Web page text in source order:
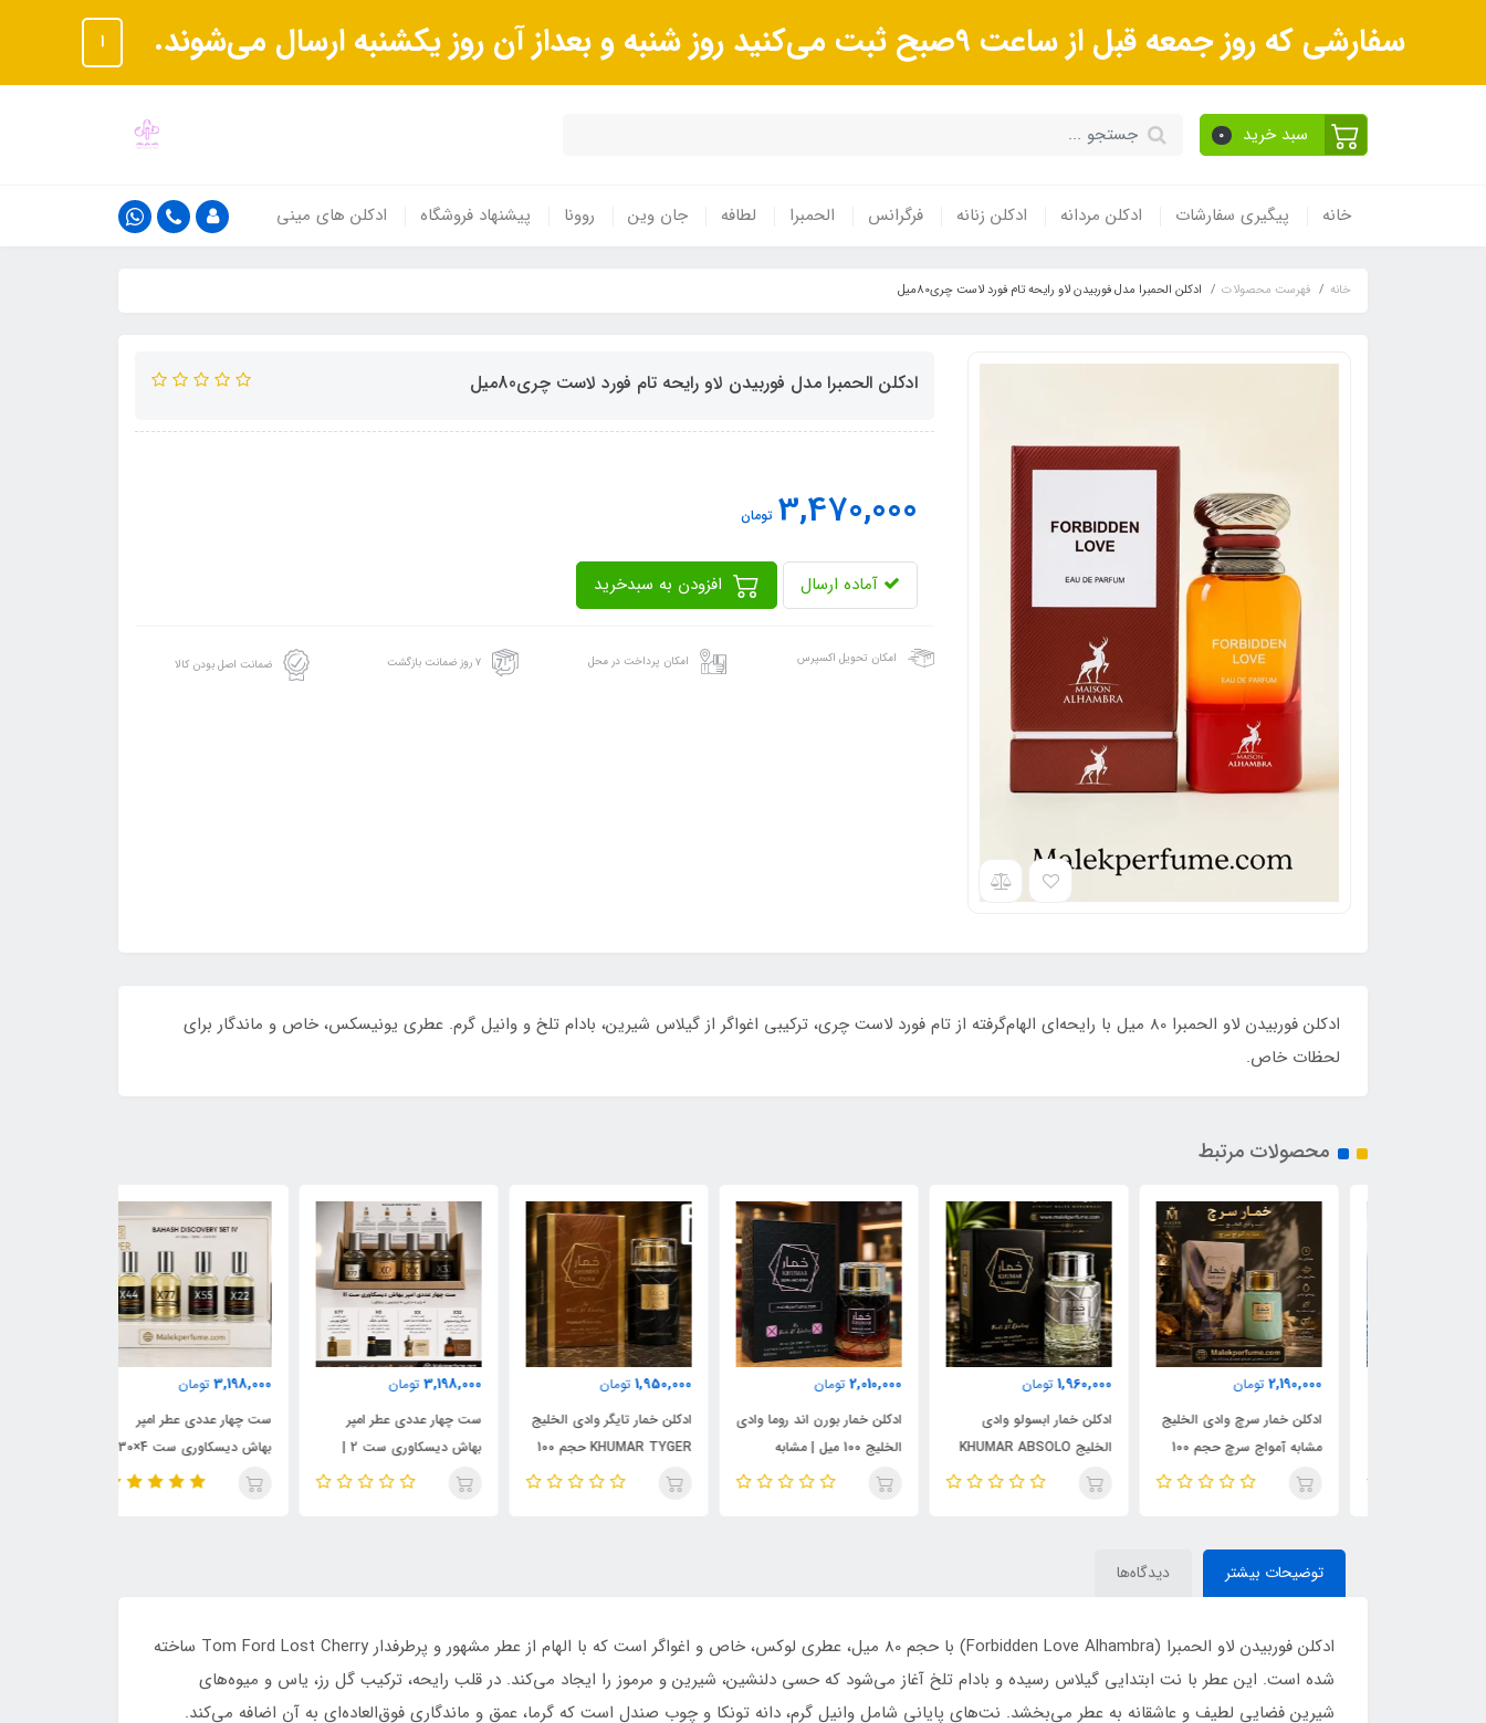
سفارشی که روز جمعه قبل از ساعت 9صبح ثبت می‌کنید روز شنبه و بعداز آن روز یکشنبه ارسال می‌شوند. ا
سبد خرید 0
خانه پیگیری سفارشات ادکلن مردانه ادکلن زنانه فرگرانس الحمبرا لطافه جان وین روونا پیشنهاد فروشگاه ادکلن های مینی
خانه فهرست محصولات ادکلن الحمبرا مدل فوربیدن لاو رایحه تام فورد لاست چری80میل
ادکلن الحمبرا مدل فوربیدن لاو رایحه تام فورد لاست چری80میل
3,470,000 تومان
آماده ارسال
امکان تحویل اکسپرس امکان پرداخت در محل ۷ روز ضمانت بازگشت ضمانت اصل بودن کالا
ادکلن فوربیدن لاو الحمبرا 80 میل با رایحه‌ای الهام‌گرفته از تام فورد لاست چری، ترکیبی اغواگر از گیلاس شیرین، بادام تلخ و وانیل گرم. عطری یونیسکس، خاص و ماندگار برای
لحظات خاص.
محصولات مرتبط
2,190,000 تومان
ادکلن خمار سرچ وادی الخلیج
مشابه آمواج سرچ حجم 100
میل | KHUMAR Search Eau
1,960,000 تومان
ادکلن خمار ابسولو وادی
الخلیج KHUMAR ABSOLO
حجم 100 میل | مشابه اورجینال
2,010,000 تومان
ادکلن خمار بورن اند روما وادی
الخلیج 100 میل | مشابه
اورجینال والنتینو بورن این
1,950,000 تومان
ادکلن خمار تایگر وادی الخلیج
KHUMAR TYGER حجم 100
میل | رایحه‌ای مشابه بولگاری
3,198,000 تومان
ست چهار عددی عطر امپر
بهاش دیسکاوری ست 2 |
شامل رایحه‌های آمواج
3,198,000 تومان
ست چهار عددی عطر امپر
بهاش دیسکاوری ست 4×30
میل | مجموعه رایحه‌های
توضیحات بیشتر دیدگاه‌ها
ادکلن فوربیدن لاو الحمبرا (Forbidden Love Alhambra) با حجم 80 میل، عطری لوکس، خاص و اغواگر است که با الهام از عطر مشهور و پرطرفدار Tom Ford Lost Cherry ساخته
شده است. این عطر با نت ابتدایی گیلاس رسیده و بادام تلخ آغاز می‌شود که حسی دلنشین، شیرین و مرموز را ایجاد می‌کند. در قلب رایحه، ترکیب گل رز، یاس و میوه‌های
شیرین فضایی لطیف و عاشقانه به عطر می‌بخشد. نت‌های پایانی شامل وانیل گرم، دانه تونکا و چوب صندل است که گرما، عمق و ماندگاری فوق‌العاده‌ای به آن اضافه می‌کند.